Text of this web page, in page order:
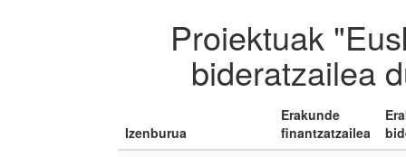
Proiektuak
bideratzailea
Izenburua
Erakunde
finantzatzailea